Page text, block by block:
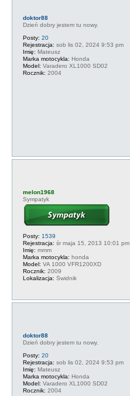
doktor88
Dzień dobry jestem tu nowy.
Posty: 20
Rejestracja: sob lis 02, 2024 9:53 pm
Imię: Mateusz
Marka motocykla: Honda
Model: Varadero XL1000 SD02
Rocznik: 2004
melon1968
Sympatyk
Posty: 1539
Rejestracja: śr maja 15, 2013 10:01 pm
Imię: mmm
Marka motocykla: honda
Model: VA 1000 VFR1200XD
Rocznik: 2009
Lokalizacja: Świdnik
doktor88
Dzień dobry jestem tu nowy.
Posty: 20
Rejestracja: sob lis 02, 2024 9:53 pm
Imię: Mateusz
Marka motocykla: Honda
Model: Varadero XL1000 SD02
Rocznik: 2004